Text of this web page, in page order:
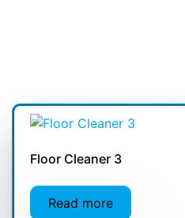
Floor Cleaner 3
Read more